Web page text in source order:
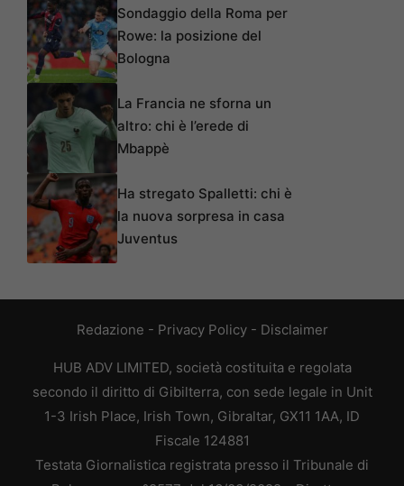
Sondaggio della Roma per
Rowe: la posizione del
Bologna
La Francia ne sforna un
altro: chi è l’erede di
Mbappè
Ha stregato Spalletti: chi è
la nuova sorpresa in casa
Juventus
Redazione - Privacy Policy- Disclaimer
HUB ADV LIMITED, società costituita e regolata
secondo il diritto di Gibilterra, con sede legale in Unit
1-3 Irish Place, Irish Town, Gibraltar, GX11 1AA, ID
Fiscale 124881
Testata Giornalistica registrata presso il Tribunale di